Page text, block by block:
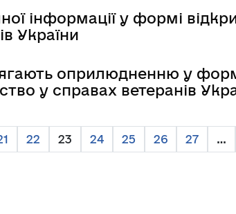
інформації у формі
України
оприлюдненню у
у справах ветеранів
22 23 24 25 26 27 …